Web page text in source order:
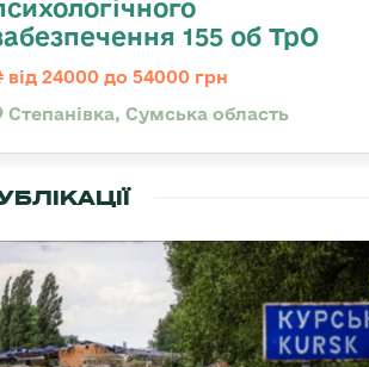
155 об ТрО
від 24000 до 54000 грн
Степанівка, Сумська область